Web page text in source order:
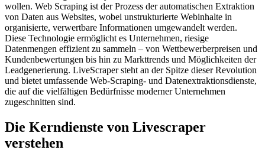
wollen. Web Scraping ist der Prozess der automatischen Extraktion
von Daten aus Websites, wobei unstrukturierte Webinhalte in
organisierte, verwertbare Informationen umgewandelt werden.
Diese Technologie ermöglicht es Unternehmen, riesige
Datenmengen effizient zu sammeln – von Wettbewerberpreisen und
Kundenbewertungen bis hin zu Markttrends und Möglichkeiten der
Leadgenerierung. LiveScraper steht an der Spitze dieser Revolution
und bietet umfassende Web-Scraping- und Datenextraktionsdienste,
die auf die vielfältigen Bedürfnisse moderner Unternehmen
zugeschnitten sind.
Die Kerndienste von Livescraper
verstehen